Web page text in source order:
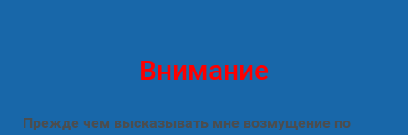
Внимание
Прежде чем высказывать мне возмущение по